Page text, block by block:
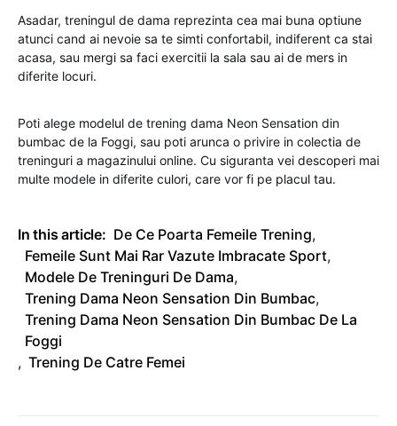
Asadar, treningul de dama reprezinta cea mai buna optiune
atunci cand ai nevoie sa te simti confortabil, indiferent ca stai
acasa, sau mergi sa faci exercitii la sala sau ai de mers in
diferite locuri.
Poti alege modelul de trening dama Neon Sensation din
bumbac de la Foggi, sau poti arunca o privire in colectia de
treninguri a magazinului online. Cu siguranta vei descoperi mai
multe modele in diferite culori, care vor fi pe placul tau.
In this article: De Ce Poarta Femeile Trening,
Femeile Sunt Mai Rar Vazute Imbracate Sport,
Modele De Treninguri De Dama,
Trening Dama Neon Sensation Din Bumbac,
Trening Dama Neon Sensation Din Bumbac De La
Foggi
, Trening De Catre Femei